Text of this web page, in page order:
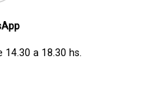
14.30 a 18.30 hs.